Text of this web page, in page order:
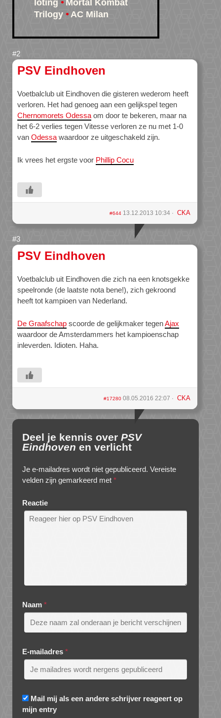
loting
Mortal Kombat
Trilogy
AC Milan
PSV Eindhoven
Voetbalclub uit Eindhoven die gisteren wederom heeft
verloren. Het had genoeg aan een gelijkspel tegen
Chernomorets Odessa om door te bekeren, maar na
het 6-2 verlies tegen Vitesse verloren ze nu met 1-0
van Odessa waardoor ze uitgeschakeld zijn.
Ik vrees het ergste voor Phillip Cocu
#644 13.12.2013 10:34 CKA
PSV Eindhoven
Voetbalclub uit Eindhoven die zich na een knotsgekke
speelronde (de laatste nota bene!), zich gekroond
heeft tot kampioen van Nederland.
De Graafschap scoorde de gelijkmaker tegenAjax
waardoor de Amsterdammers het kampioenschap
inleverden. Idioten. Haha.
#1728008.05.2016 22:07 CKA
Deel je kennis over PSV
Eindhoven en verlicht
Je e-mailadres wordt niet gepubliceerd. Vereiste
velden zijn gemarkeerd met *
Reactie
Naam *
E-mailadres *
Mail mij als een andere schrijver reageert op
mijn entry